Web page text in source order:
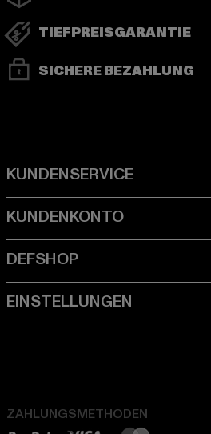
TIEFPREISGARANTIE
SICHERE BEZAHLUNG
ZAHLUNGSMETHODEN